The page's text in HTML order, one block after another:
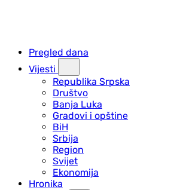
Pregled dana
Vijesti
Republika Srpska
Društvo
Banja Luka
Gradovi i opštine
BiH
Srbija
Region
Svijet
Ekonomija
Hronika